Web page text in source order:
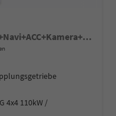
Selection 2.0 TDI DSG 4x4 AHK+Navi+ACC+Kamera+Sitzheiz+eHeck+Chrom+Lodge+GV5
4x4 110kW /